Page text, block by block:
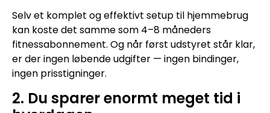
Selv et komplet og effektivt setup til hjemmebrug
kan koste det samme som 4–8 måneders
fitnessabonnement. Og når først udstyret står klar,
er der ingen løbende udgifter — ingen bindinger,
ingen prisstigninger.
2. Du sparer enormt meget tid i